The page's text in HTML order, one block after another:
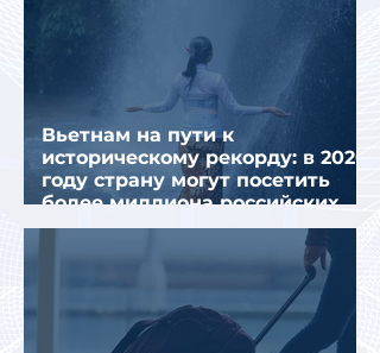
Вьетнам на пути к
историческому рекорду: в 2026
году страну могут посетить
более миллиона российских
туристов